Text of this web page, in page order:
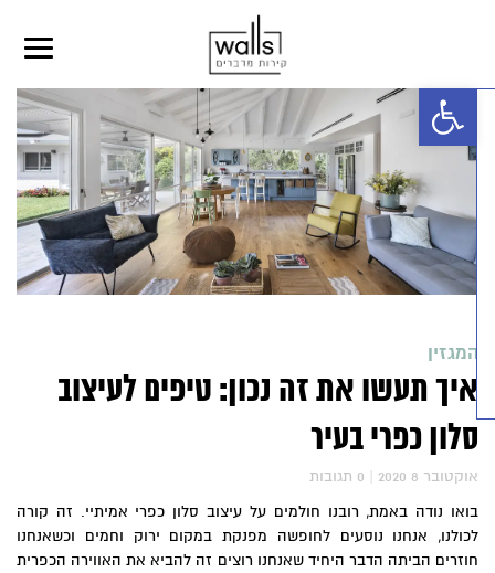
פתח סרגל נגישות
תעשו את זה נכון: טיפים לעיצוב
כפרי בעיר
אוקטובר 8 |
0
תגובות
נודה באמת, רובנו חולמים על עיצוב סלון כפרי אמיתיי. זה קורה
אנחנו נוסעים לחופשה מפנקת במקום ירוק וחמים וכשאנחנו
הביתה הדבר היחיד שאנחנו רוצים זה להביא את האווירה הכפרית